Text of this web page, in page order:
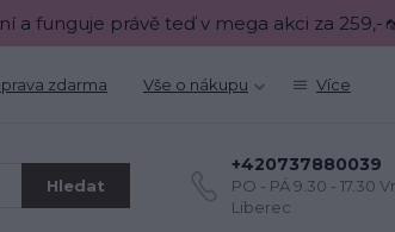
a funguje právě teď v mega akci za 259,-
zdarma Vše o nákupu Více
Hledat
+420737880039
PO - PÁ 9.30 - 17.30
Liberec